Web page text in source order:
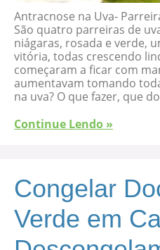
Antracnose na Uva-
São quatro parreiras de
niágaras, rosada e verde,
vitória, todas crescendo
começaram a ficar com
aumentavam tomando
na uva? O que fazer, que
Continue Lendo »
Congelar
Verde em